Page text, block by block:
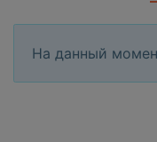
На данный